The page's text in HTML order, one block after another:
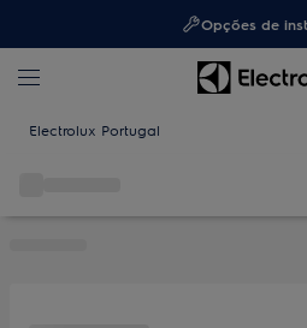
Opções de
Electrolux Portugal